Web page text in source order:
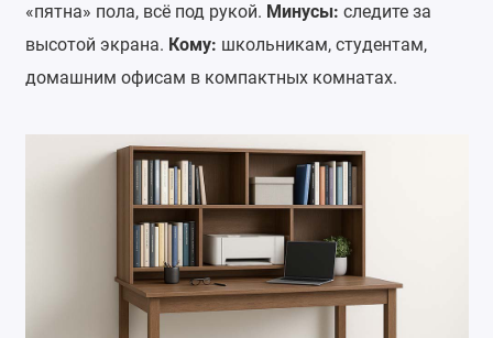
«пятна» пола, всё под рукой. Минусы: следите за
высотой экрана. Кому: школьникам, студентам,
домашним офисам в компактных комнатах.